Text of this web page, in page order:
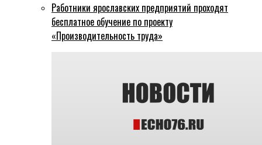
Работники ярославских предприятий проходят
бесплатное обучение по проекту
«Производительность труда»